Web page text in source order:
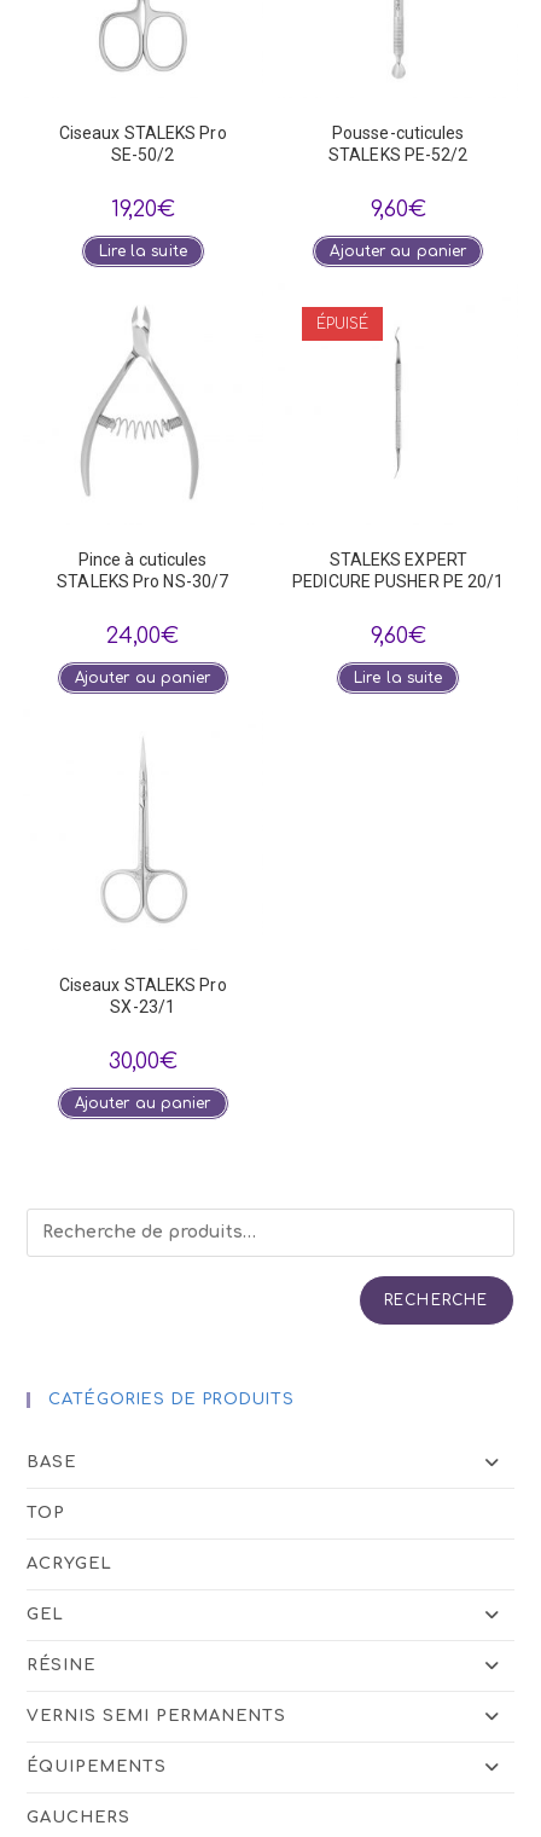
Ciseaux STALEKS Pro
SE-50/2
19,20€
Lire la suite
Pousse-cuticules
STALEKS PE-52/2
9,60€
Ajouter au panier
Pince à cuticules
STALEKS Pro NS-30/7
24,00€
Ajouter au panier
ÉPUISÉ
STALEKS EXPERT
PEDICURE PUSHER PE 20/1
9,60€
Lire la suite
Ciseaux STALEKS Pro
SX-23/1
30,00€
Ajouter au panier
RECHERCHE
CATÉGORIES DE PRODUITS
BASE
TOP
ACRYGEL
GEL
RÉSINE
VERNIS SEMI PERMANENTS
ÉQUIPEMENTS
GAUCHERS